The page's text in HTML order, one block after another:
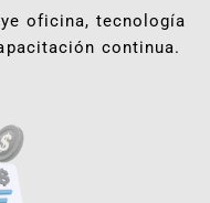
oficina, tecnología
continua.